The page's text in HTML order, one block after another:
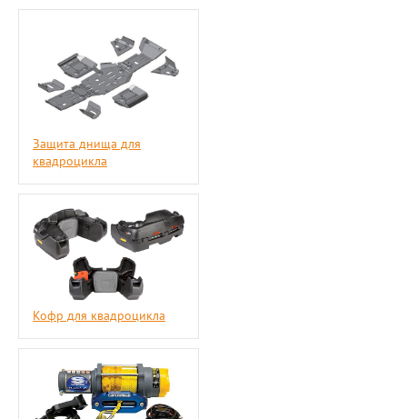
Защита днища для
квадроцикла
Кофр для квадроцикла